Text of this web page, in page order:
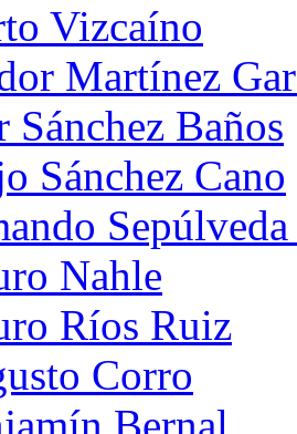
Vizcaíno
Martínez
Baños
Sánchez Cano
Nahle
Ríos Ruiz
Corro
Bernal